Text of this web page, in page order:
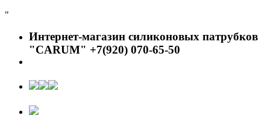
"
Интернет-магазин силиконовых патрубков
"CARUM" +7(920) 070-65-50